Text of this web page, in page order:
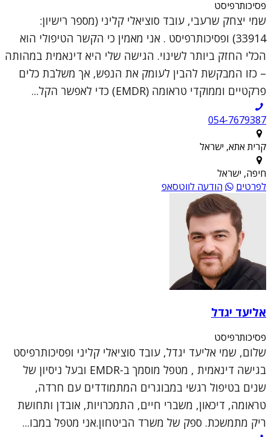
פסיכותרפיסט
שמי יצחק שרעבי, עובד סוציאלי קליני (מספר רישיון:
33914) ופסיכותרפיסט . אני מאמין כי הקשר הטיפולי הוא
הכלי החזק ביותר לשינוי. הגישה שלי היא דינאמית במהותה
– כזו המבקשת להבין לעומק את הנפש, אך משלבת כלים
פרקטיים וממוקדי טראומה (EMDR) כדי לאפשר הקל...
054-7679387
קרית אתא, ישראל
חיפה, ישראל
לפרטים
הודעה לווטסאפ
אליעד יגדל
פסיכותרפיסט
שלום, שמי אליעד יגדל, עובד סוציאלי קליני ופסיכותרפיסט
בגישה דינאמית , מטפל מוסמך ב-EMDR ובעל ניסיון של
שנים בטיפול רגשי במבוגרים המתמודדים עם חרדה,
טראומה, דיכאון, משברי חיים, התמכרויות, אובדן ותחושת
ריק מתמשכת. ספק של משרד הביטחון.אני מטפל במבו...